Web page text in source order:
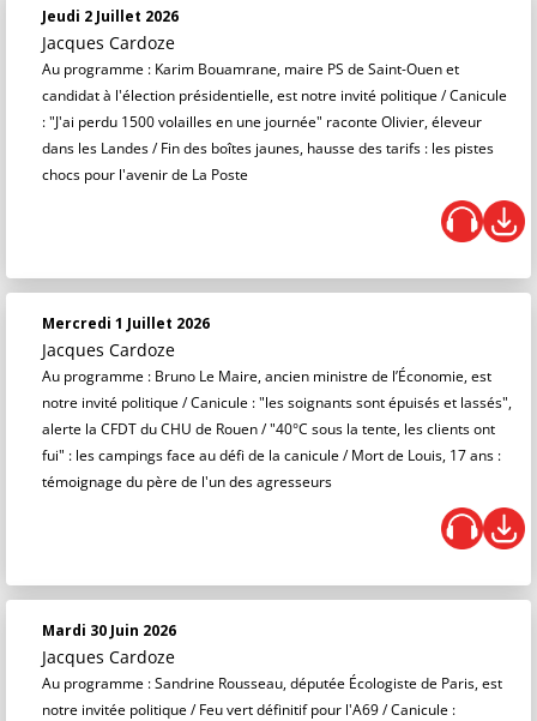
Jeudi 2 Juillet 2026
Jacques Cardoze
Au programme : Karim Bouamrane, maire PS de Saint-Ouen et
candidat à l'élection présidentielle, est notre invité politique / Canicule
: "J'ai perdu 1500 volailles en une journée" raconte Olivier, éleveur
dans les Landes / Fin des boîtes jaunes, hausse des tarifs : les pistes
chocs pour l'avenir de La Poste
Mercredi 1 Juillet 2026
Jacques Cardoze
Au programme : Bruno Le Maire, ancien ministre de l’Économie, est
notre invité politique / Canicule : "les soignants sont épuisés et lassés",
alerte la CFDT du CHU de Rouen / "40°C sous la tente, les clients ont
fui" : les campings face au défi de la canicule / Mort de Louis, 17 ans :
témoignage du père de l'un des agresseurs
Mardi 30 Juin 2026
Jacques Cardoze
Au programme : Sandrine Rousseau, députée Écologiste de Paris, est
notre invitée politique / Feu vert définitif pour l'A69 / Canicule :